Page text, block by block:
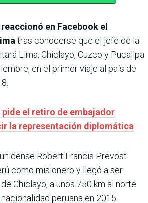
reaccionó en Facebook el
tras conocerse que el jefe de la
Lima, Chiclayo, Cuzco y Pucallpa
en el primer viaje al país de
pide el retiro de embajador
la representación diplomática
Robert Francis Prevost
como misionero y llegó a ser
Chiclayo, a unos 750 km al norte
peruana en 2015.